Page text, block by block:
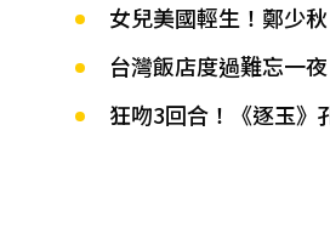
女兒美國輕生！鄭少
台灣飯店度過難忘一
狂吻3回合！《逐玉》